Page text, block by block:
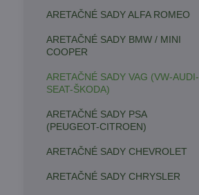
ARETAČNÉ SADY ALFA ROMEO
ARETAČNÉ SADY BMW / MINI
COOPER
ARETAČNÉ SADY VAG (VW-AUDI-
SEAT-ŠKODA)
ARETAČNÉ SADY PSA
(PEUGEOT-CITROEN)
ARETAČNÉ SADY CHEVROLET
ARETAČNÉ SADY CHRYSLER